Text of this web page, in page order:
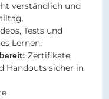
verständlich und
Tests und
Lernen.
Zertifikate,
Handouts sicher in